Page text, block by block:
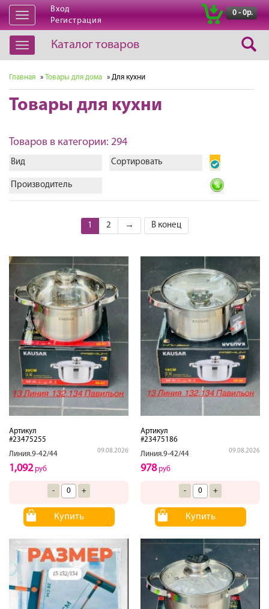
Открыть
навигацию
Вход
Регистрация
0 - 0р.
Открыть
навигацию
Каталог товаров
Главная » Товары для дома » Для кухни
Товары для кухни
Товаров в категории: 294
Вид Сортировать
Производитель
1 2 → В конец
Артикул
#23475255
Линия.9-42/44
09.08.2026
1,092руб
- +
Купить
Артикул
#23475186
Линия.9-42/44
09.08.2026
978руб
- +
Купить